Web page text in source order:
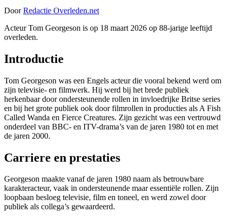
Door Redactie Overleden.net
Acteur Tom Georgeson is op 18 maart 2026 op 88-jarige leeftijd
overleden.
Introductie
Tom Georgeson was een Engels acteur die vooral bekend werd om
zijn televisie- en filmwerk. Hij werd bij het brede publiek
herkenbaar door ondersteunende rollen in invloedrijke Britse series
en bij het grote publiek ook door filmrollen in producties als A Fish
Called Wanda en Fierce Creatures. Zijn gezicht was een vertrouwd
onderdeel van BBC- en ITV-drama’s van de jaren 1980 tot en met
de jaren 2000.
Carriere en prestaties
Georgeson maakte vanaf de jaren 1980 naam als betrouwbare
karakteracteur, vaak in ondersteunende maar essentiële rollen. Zijn
loopbaan besloeg televisie, film en toneel, en werd zowel door
publiek als collega’s gewaardeerd.